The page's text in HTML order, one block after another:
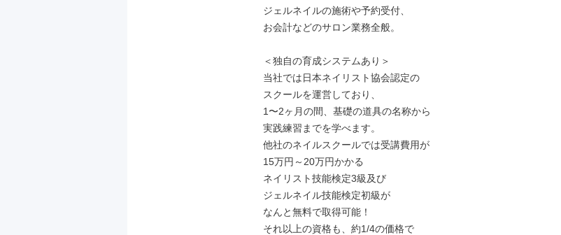
ジェルネイルの施術や予約受付、
お会計などのサロン業務全般。
＜独自の育成システムあり＞
当社では日本ネイリスト協会認定の
スクールを運営しており、
1〜2ヶ月の間、基礎の道具の名称から
実践練習までを学べます。
他社のネイルスクールでは受講費用が
15万円～20万円かかる
ネイリスト技能検定3級及び
ジェルネイル技能検定初級が
なんと無料で取得可能！
それ以上の資格も、約1/4の価格で